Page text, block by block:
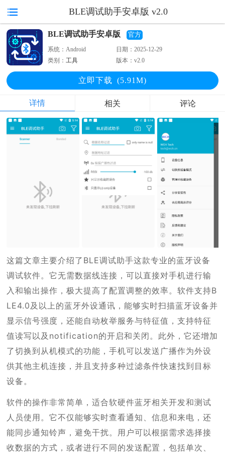
BLE调试助手安卓版 v2.0
BLE调试助手安卓版 官方
系统：Android 日期：2025-12-29
类别：工具 版本：v2.0
立即下载 (5.91M)
详情 相关 评论
这篇文章主要介绍了BLE调试助手这款专业的蓝牙设备
调试软件。它无需数据线连接，可以直接对手机进行输
入和输出操作，极大提高了配置调整的效率。软件支持B
LE4.0及以上的蓝牙外设通讯，能够实时扫描蓝牙设备并
显示信号强度，还能自动枚举服务与特征值，支持特征
值读写以及notification的开启和关闭。此外，它还增加
了切换到从机模式的功能，手机可以发送广播作为外设
供其他主机连接，并且支持多种过滤条件快速找到目标
设备。
软件的操作非常简单，适合软硬件蓝牙相关开发和测试
人员使用。它不仅能够实时查看通知、信息和来电，还
能同步通知铃声，避免干扰。用户可以根据需求选择接
收数据的方式，或者进行不同的发送配置，包括单次、